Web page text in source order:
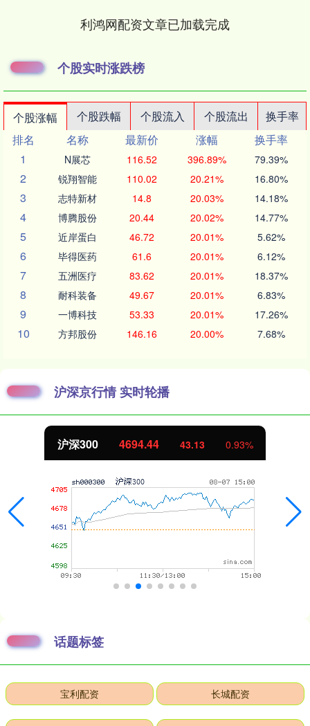
利鸿网配资文章已加载完成
个股实时涨跌榜
个股涨幅 个股跌幅 个股流入 个股流出
换手率
排名
名称 最新价 涨幅
换手率
1
N展芯 116.52 396.89% 79.39%
2 锐翔智能 110.02 20.21% 16.80%
3 志特新材 14.8 20.03% 14.18%
4 博腾股份 20.44 20.02% 14.77%
5 近岸蛋白 46.72 20.01% 5.62%
6 毕得医药 61.6 20.01% 6.12%
7 五洲医疗 83.62 20.01% 18.37%
8 耐科装备 49.67 20.01% 6.83%
9 一博科技 53.33 20.01% 17.26%
10 方邦股份 146.16 20.00% 7.68%
沪深京行情 实时轮播
沪深300 4694.44 43.13 0.93%
话题标签
宝利配资 长城配资